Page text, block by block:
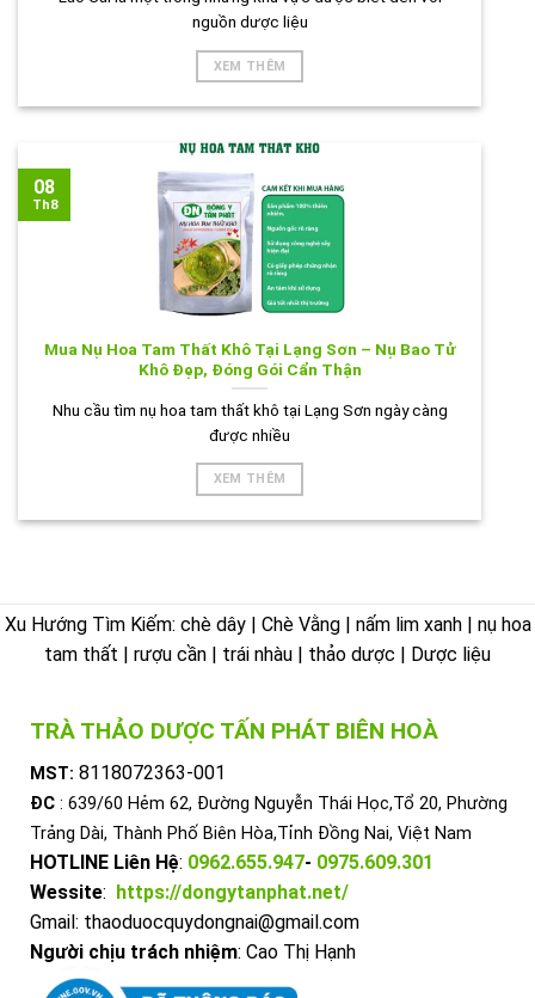
nguồn dược liệu
XEM THÊM
Mua Nụ Hoa Tam Thất Khô Tại Lạng Sơn – Nụ Bao Tử
Khô Đẹp, Đóng Gói Cẩn Thận
Nhu cầu tìm nụ hoa tam thất khô tại Lạng Sơn ngày càng
được nhiều
XEM THÊM
08
Th8
Xu Hướng Tìm Kiếm: chè dây | Chè Vằng | nấm lim xanh | nụ hoa
tam thất | rượu cần | trái nhàu | thảo dược | Dược liệu
TRÀ THẢO DƯỢC TẤN PHÁT BIÊN HOÀ
MST: 8118072363-001
ĐC : 639/60 Hẻm 62, Đường Nguyễn Thái Học,Tổ 20, Phường
Trảng Dài, Thành Phố Biên Hòa,Tỉnh Đồng Nai, Việt Nam
HOTLINE Liên Hệ: 0962.655.947- 0975.609.301
Wessite: https://dongytanphat.net/
Gmail: thaoduocquydongnai@gmail.com
Người chịu trách nhiệm: Cao Thị Hạnh